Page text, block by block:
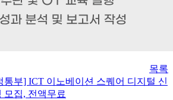
목록
부] ICT 이노베이션 스퀘어 디지털 신
모집, 전액무료